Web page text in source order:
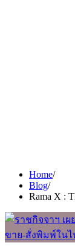
Home
Blog
Rama X :